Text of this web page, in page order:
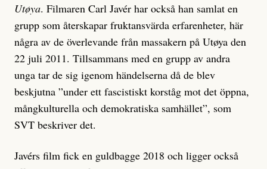
Utøya. Filmaren Carl Javér har också han samlat en
grupp som återskapar fruktansvärda erfarenheter, här
några av de överlevande från massakern på Utøya den
22 juli 2011. Tillsammans med en grupp av andra
unga tar de sig igenom händelserna då de blev
beskjutna ”under ett fascistiskt korståg mot det öppna,
mångkulturella och demokratiska samhället”, som
SVT beskriver det.
Javérs film fick en guldbagge 2018 och ligger också